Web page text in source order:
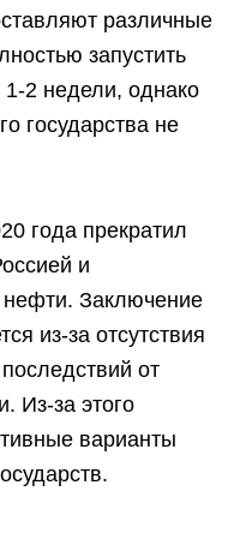
различные
запустить
1-2 недели, однако
государства не
года прекратил
и
нефти. Заключение
из-за отсутствия
от
Из-за этого
варианты